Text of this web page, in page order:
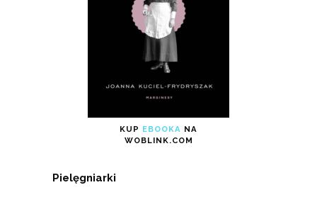
KUP EBOOKA NA
WOBLINK.COM
Pielęgniarki